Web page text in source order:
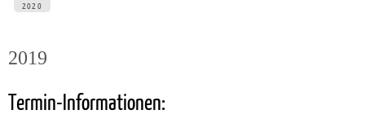
2020
2019
Termin-Informationen: